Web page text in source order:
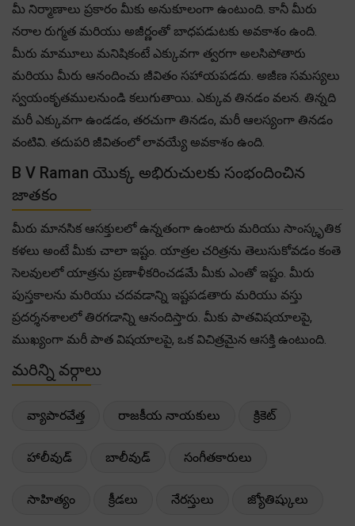
మీ నిర్మాణాలు ప్రకారం మీకు అనుకూలంగా ఉంటుంది. కానీ మీరు
నరాల రుగ్మత మరియు అజీర్ణంతో బాధపడుటకు అవకాశం ఉంది.
మీరు మామూలు మనిషికంటే ఎక్కువగా త్వరగా అలసిపోతారు
మరియు మీరు ఆనందించు జీవితం సహాయపడదు. అజీణ సమస్యలు
స్వయంకృతములనుండి కలుగుతాయి. ఎక్కువ తినడం వలన. తిన్నది
మరీ ఎక్కువగా ఉండడం, తరచుగా తినడం, మరీ ఆలస్యంగా తినడం
వంటివి. తదుపరి జీవితంలో లావయ్యే అవకాశం ఉంది.
B V Raman యొక్క అభిరుచులకు సంభందించిన
జాతకం
మీరు మానసిక ఆసక్తులలో ఉన్నతంగా ఉంటారు మరియు సాంస్కృతిక
కళలు అంటే మీకు చాలా ఇష్టం. యాత్రల చరిత్రను తెలుసుకోవడం కంతె
సెలవులలో యాత్రను ప్రణాళీకరించడమే మీకు ఎంతో ఇష్టం. మీరు
పుస్తకాలను మరియు చదవడాన్ని ఇష్టపడతారు మరియు వస్తు
ప్రదర్శనశాలలో తిరగడాన్ని ఆనందిస్తారు. మీకు పాతవిషయాలపై,
ముఖ్యంగా మరీ పాత విషయాలపై, ఒక విచిత్రమైన ఆసక్తి ఉంటుంది.
మరిన్ని వర్గాలు
వ్యాపారవేత్త రాజకీయ నాయకులు క్రికెట్
హాలీవుడ్ బాలీవుడ్ సంగీతకారులు
సాహిత్యం క్రీడలు నేరస్తులు జ్యోతిష్కులు